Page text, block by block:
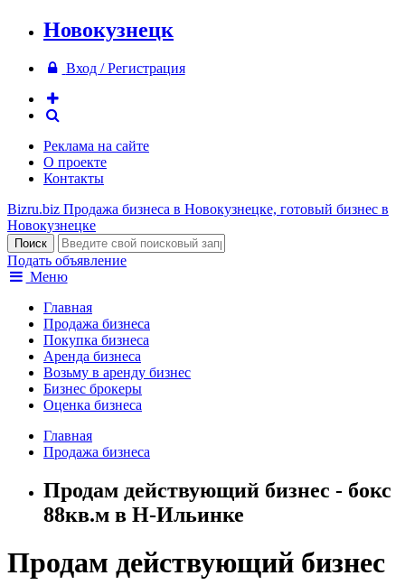
Новокузнецк
Вход / Регистрация
Реклама на сайте
О проекте
Контакты
Bizru.biz Продажа бизнеса в Новокузнецке, готовый бизнес в
Новокузнецке
Подать объявление
Меню
Главная
Продажа бизнеса
Покупка бизнеса
Аренда бизнеса
Возьму в аренду бизнес
Бизнес брокеры
Оценка бизнеса
Главная
Продажа бизнеса
Продам действующий бизнес - бокс
88кв.м в Н-Ильинке
Продам действующий бизнес